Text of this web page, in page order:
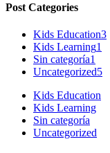
Post Categories
Kids Education3
Kids Learning1
Sin categoría1
Uncategorized5
Kids Education
Kids Learning
Sin categoría
Uncategorized